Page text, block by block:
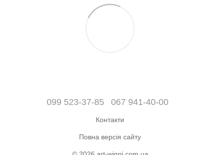
099 523-37-85 067 941-40-00
Контакти
Повна версія сайту